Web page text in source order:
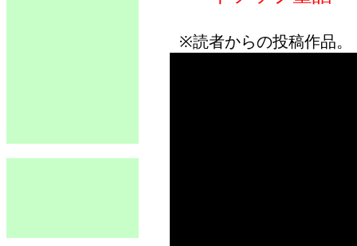
※読者からの投稿作品